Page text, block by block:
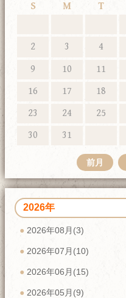
S M T
2
3 4
9
10 11
16
17 18
23
24 25
30
31
前月
2026年
2026年08月(3)
2026年07月(10)
2026年06月(15)
2026年05月(9)